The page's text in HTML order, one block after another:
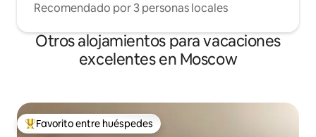
Recomendado por 3 personas locales
Otros alojamientos para vacaciones
excelentes en Moscow
Favorito entre huéspedes preferido
Favorito entre huéspedes